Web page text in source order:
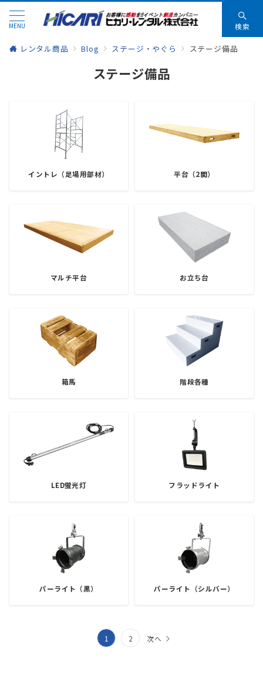
MENU 検索
レンタル商品 Blog ステージ・やぐら ステージ備品
ステージ備品
イントレ（足場用部材） 平台（2間）
マルチ平台 お立ち台
箱馬 階段各種
LED蛍光灯 フラッドライト
パーライト（黒） パーライト（シルバー）
1 2 次へ